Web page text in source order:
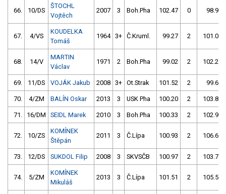
66. 10/DS
ŠTOCHL
Vojtěch
2007 3 Boh.Pha 102.47 0 98.93
67. 4/VS
KOUDELKA
Tomáš
1964 3+ Č.Kruml. 99.27 2 101.00
68. 14/V
MARTIN
Václav
1971 2 Boh.Pha 99.02 2 102.23
69. 11/DS VOJÁK Jakub 2008 3+ Ot.Strak 101.52 2 99.69
70. 4/ZM BALÍN Oskar 2013 3 USK Pha 100.20 2 103.82
71. 16/DM SEIDL Marek 2010 3 Boh.Pha 100.33 2 102.98
72. 10/ZS
KOMÍNEK
Štěpán
2011 3 Č.Lípa 100.93 2 106.66
73. 12/DS SUKDOL Filip 2008 3 SKVSČB 100.97 2 103.73
74. 5/ZM
KOMÍNEK
Mikuláš
2013 3 Č.Lípa 101.51 2 105.59